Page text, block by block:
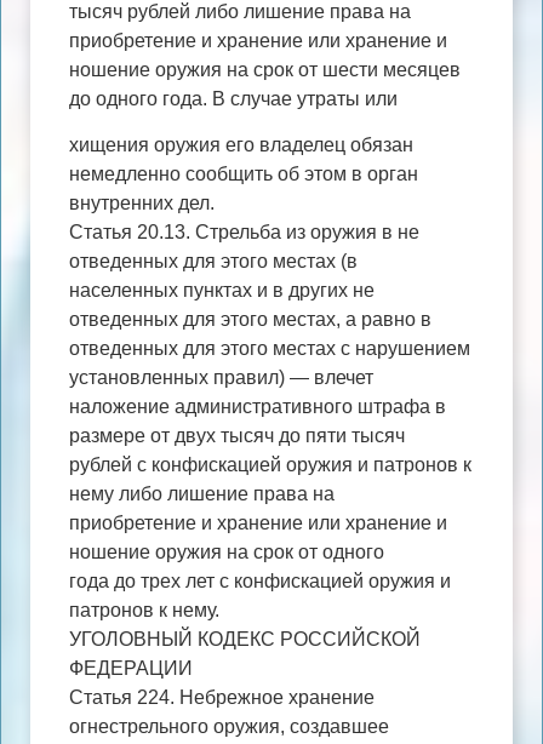
тысяч рублей либо лишение права на
приобретение и хранение или хранение и
ношение оружия на срок от шести месяцев
до одного года. В случае утраты или
хищения оружия его владелец обязан
немедленно сообщить об этом в орган
внутренних дел.
Статья 20.13. Стрельба из оружия в не
отведенных для этого местах (в
населенных пунктах и в других не
отведенных для этого местах, а равно в
отведенных для этого местах с нарушением
установленных правил) — влечет
наложение административного штрафа в
размере от двух тысяч до пяти тысяч
рублей с конфискацией оружия и патронов к
нему либо лишение права на
приобретение и хранение или хранение и
ношение оружия на срок от одного
года до трех лет с конфискацией оружия и
патронов к нему.
УГОЛОВНЫЙ КОДЕКС РОССИЙСКОЙ
ФЕДЕРАЦИИ
Статья 224. Небрежное хранение
огнестрельного оружия, создавшее